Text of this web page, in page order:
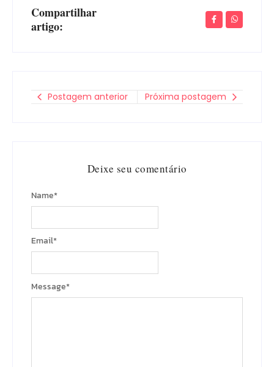
Compartilhar
artigo:
Postagem anterior Próxima postagem
Deixe seu comentário
Message*
Name*
Email*